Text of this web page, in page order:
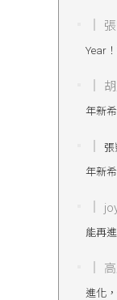
Year
年新
張
年新
能再
進化